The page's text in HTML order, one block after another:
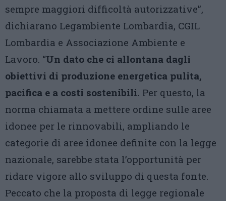
sempre maggiori difficoltà autorizzative”,
dichiarano Legambiente Lombardia, CGIL
Lombardia e Associazione Ambiente e
Lavoro. “Un dato che ci allontana dagli
obiettivi di produzione energetica pulita,
pacifica e a costi sostenibili. Per questo, la
norma chiamata a mettere ordine sulle aree
idonee per le rinnovabili, ampliando le
categorie di aree idonee definite con la legge
nazionale, sarebbe stata l’opportunità per
ridare vigore allo sviluppo di questa fonte.
Peccato che la proposta di legge regionale